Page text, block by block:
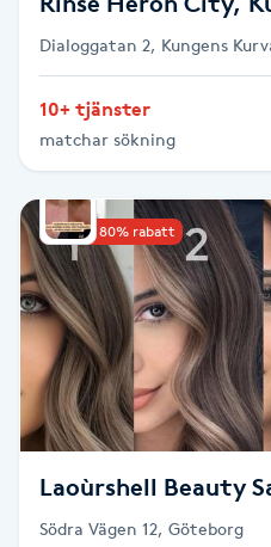
Celluliter
Coachning
Color correction
Cryoterapi
D
Damklippning
Dermapen
Dialoggatan 2, Kungens
10+ tjänster
matchar sökning
Upp till 80% rabatt
Laoùrshell Beauty
Södra Vägen 12, Göteborg